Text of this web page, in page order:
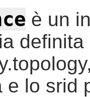
è un
e lo srid